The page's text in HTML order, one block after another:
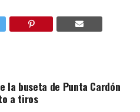
la buseta de Punta Cardón
a tiros